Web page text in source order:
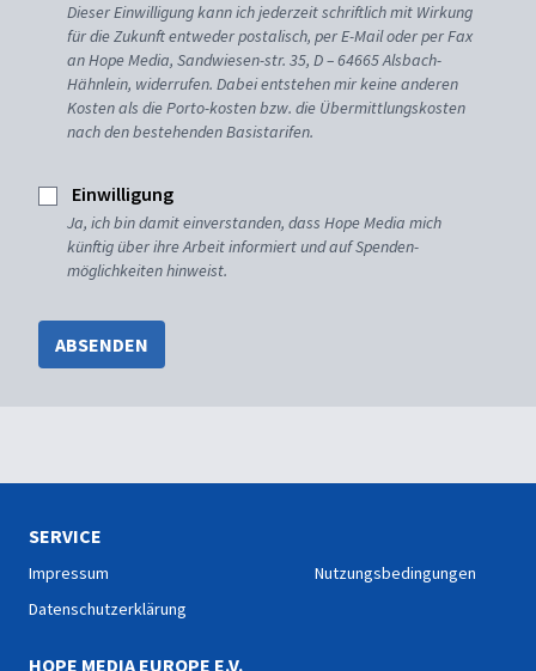
Dieser Einwilligung kann ich jederzeit schriftlich mit Wirkung
für die Zukunft entweder postalisch, per E-Mail oder per Fax
an Hope Media, Sandwiesen-str. 35, D – 64665 Alsbach-
Hähnlein, widerrufen. Dabei entstehen mir keine anderen
Kosten als die Porto-kosten bzw. die Übermittlungskosten
nach den bestehenden Basistarifen.
Einwilligung
Ja, ich bin damit einverstanden, dass Hope Media mich
künftig über ihre Arbeit informiert und auf Spenden-
möglichkeiten hinweist.
ABSENDEN
SERVICE
Impressum
Datenschutzerklärung
Nutzungsbedingungen
HOPE MEDIA EUROPE E.V.